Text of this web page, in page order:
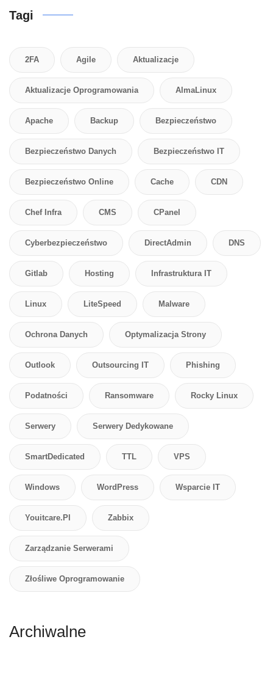
Tagi
2FA Agile Aktualizacje
Aktualizacje Oprogramowania AlmaLinux
Apache Backup Bezpieczeństwo
Bezpieczeństwo Danych Bezpieczeństwo IT
Bezpieczeństwo Online Cache CDN
Chef Infra CMS CPanel
Cyberbezpieczeństwo DirectAdmin DNS
Gitlab Hosting Infrastruktura IT
Linux LiteSpeed Malware
Ochrona Danych Optymalizacja Strony
Outlook Outsourcing IT Phishing
Podatności Ransomware Rocky Linux
Serwery Serwery Dedykowane
SmartDedicated TTL VPS
Windows WordPress Wsparcie IT
Youitcare.pl Zabbix
Zarządzanie Serwerami
Złośliwe Oprogramowanie
Archiwalne